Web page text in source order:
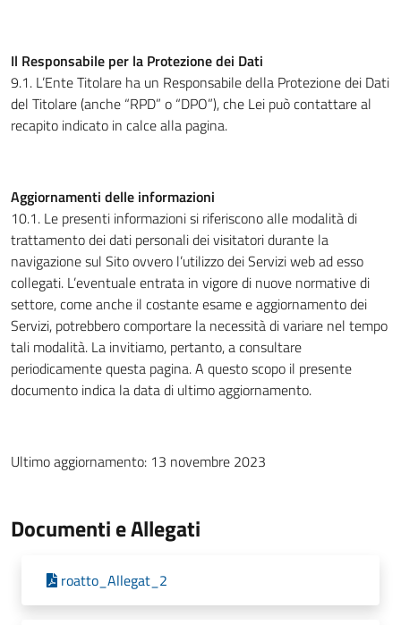
Il Responsabile per la Protezione dei Dati
9.1. L’Ente Titolare ha un Responsabile della Protezione dei Dati
del Titolare (anche “RPD” o “DPO”), che Lei può contattare al
recapito indicato in calce alla pagina.
Aggiornamenti delle informazioni
10.1. Le presenti informazioni si riferiscono alle modalità di
trattamento dei dati personali dei visitatori durante la
navigazione sul Sito ovvero l’utilizzo dei Servizi web ad esso
collegati. L’eventuale entrata in vigore di nuove normative di
settore, come anche il costante esame e aggiornamento dei
Servizi, potrebbero comportare la necessità di variare nel tempo
tali modalità. La invitiamo, pertanto, a consultare
periodicamente questa pagina. A questo scopo il presente
documento indica la data di ultimo aggiornamento.
Ultimo aggiornamento: 13 novembre 2023
Documenti e Allegati
roatto_Allegat_2